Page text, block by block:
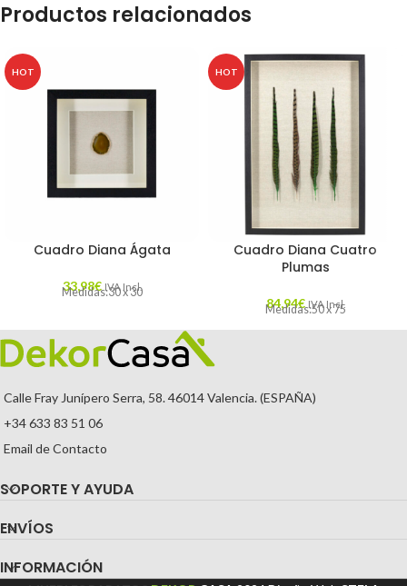
Productos relacionados
HOT
Cuadro Diana Ágata
33,98€ IVA Incl.
Medidas:30 x 30
HOT
Cuadro Diana Cuatro
Plumas
84,94€ IVA Incl.
Medidas:50 x 75
Calle Fray Junípero Serra, 58. 46014 Valencia. (ESPAÑA)
+34 633 83 51 06
Email de Contacto
SOPORTE Y AYUDA
ENVÍOS
INFORMACIÓN